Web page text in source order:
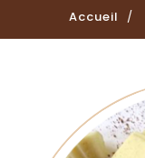
Accueil